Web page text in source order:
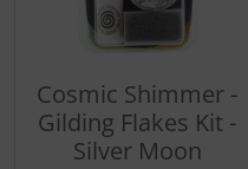
Cosmic Shimmer -
Gilding Flakes Kit -
Silver Moon